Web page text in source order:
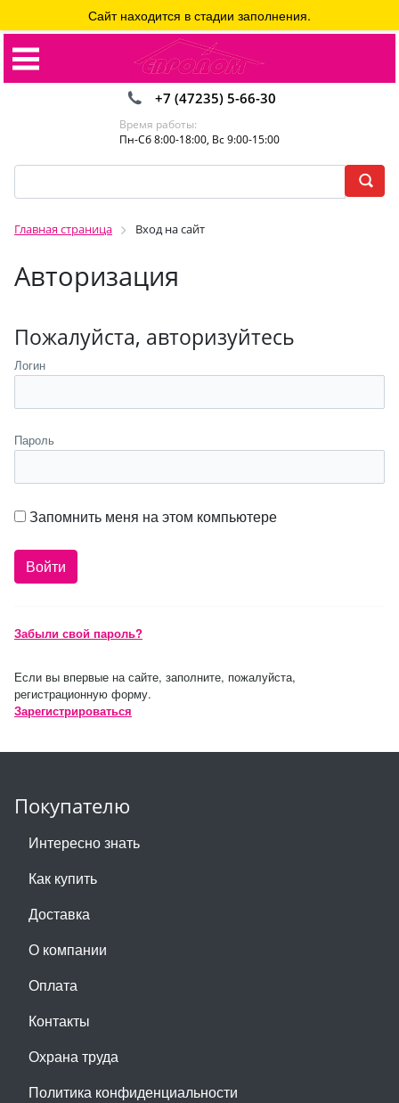
+7 (47235) 5-66-30
Время работы:
Пн-Сб 8:00-18:00, Вс 9:00-15:00
Главная страница Вход на сайт
Авторизация
Сайт находится в стадии заполнения.
Пожалуйста, авторизуйтесь
Логин
Пароль
Запомнить меня на этом компьютере
Забыли свой пароль?
Если вы впервые на сайте, заполните, пожалуйста,
регистрационную форму.
Зарегистрироваться
Покупателю
Интересно знать
Как купить
Доставка
О компании
Оплата
Контакты
Охрана труда
Политика конфиденциальности